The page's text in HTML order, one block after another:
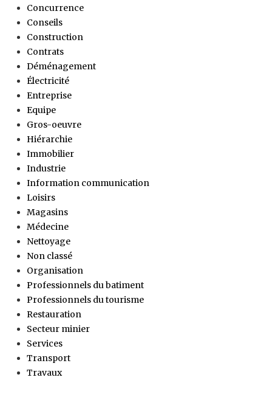
Concurrence
Conseils
Construction
Contrats
Déménagement
Électricité
Entreprise
Equipe
Gros-oeuvre
Hiérarchie
Immobilier
Industrie
Information communication
Loisirs
Magasins
Médecine
Nettoyage
Non classé
Organisation
Professionnels du batiment
Professionnels du tourisme
Restauration
Secteur minier
Services
Transport
Travaux